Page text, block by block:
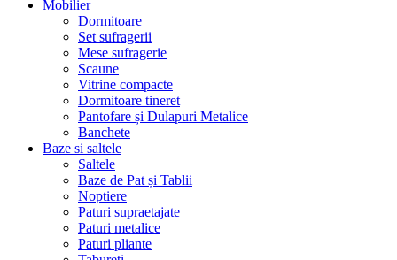
Mobilier
Dormitoare
Set sufragerii
Mese sufragerie
Scaune
Vitrine compacte
Dormitoare tineret
Pantofare și Dulapuri Metalice
Banchete
Baze si saltele
Saltele
Baze de Pat și Tablii
Noptiere
Paturi supraetajate
Paturi metalice
Paturi pliante